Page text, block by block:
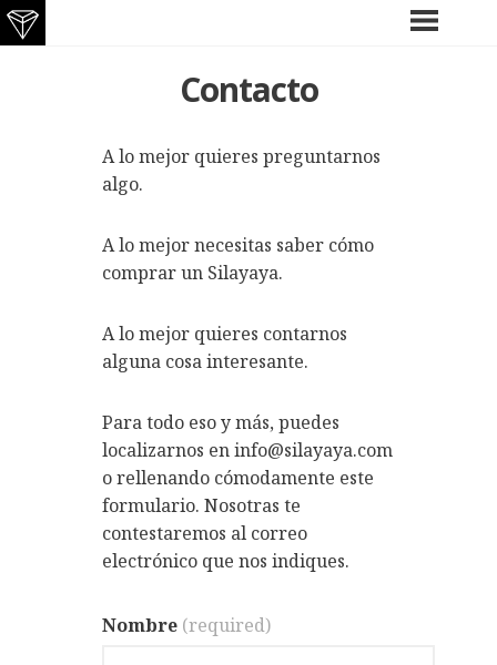
Saltar
Contacto
A lo mejor quieres preguntarnos
algo.
A lo mejor necesitas saber cómo
comprar un Silayaya.
A lo mejor quieres contarnos
alguna cosa interesante.
Para todo eso y más, puedes
localizarnos en info@silayaya.com
o rellenando cómodamente este
formulario. Nosotras te
contestaremos al correo
electrónico que nos indiques.
Nombre (required)